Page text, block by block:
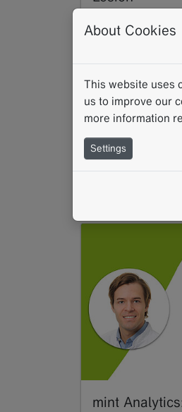
Dr. Damiano
mint Lesion™
Read more
Video Klinische
Standardisierte
mint
About Cookies
This website uses
us to improve our
more information
Settings